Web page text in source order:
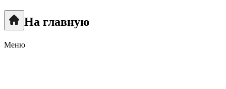
На главную
Меню